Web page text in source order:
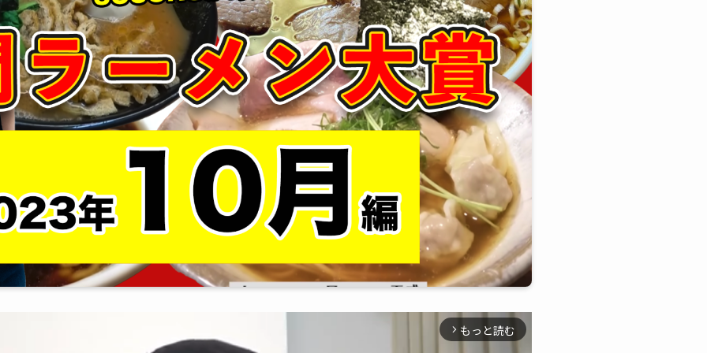
arrow_forward_ios もっと読む